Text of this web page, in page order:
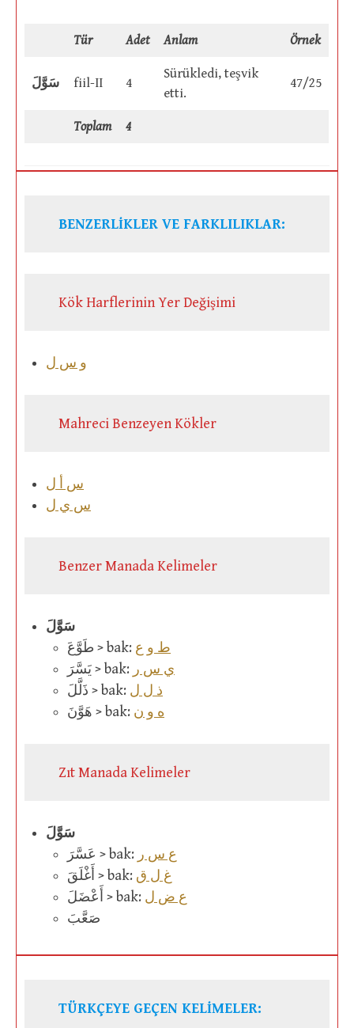
Tür Adet Anlam Örnek
سَوَّلَ fiil-II 4
Sürükledi, teşvik
etti.
47/25
Toplam 4
BENZERLİKLER VE FARKLILIKLAR:
Kök Harflerinin Yer Değişimi
و س ل
Mahreci Benzeyen Kökler
س أ ل
س ي ل
Benzer Manada Kelimeler
سَوَّلَ
طَوَّعَ > bak: ط و ع
يَسَّرَ > bak: ي س ر
ذَلَّلَ > bak: ذ ل ل
هَوَّنَ > bak: ه و ن
Zıt Manada Kelimeler
سَوَّلَ
عَسَّرَ > bak: ع س ر
أَغْلَقَ > bak: غ ل ق
أَعْضَلَ > bak: ع ض ل
صَعَّبَ
TÜRKÇEYE GEÇEN KELİMELER: